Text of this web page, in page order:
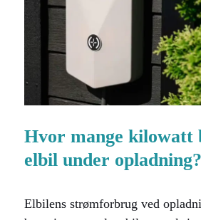
Hvor mange kilowatt
elbil under opladning?
Elbilens strømforbrug ved